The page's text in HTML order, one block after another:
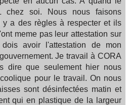
chez soi. Nous nous faisons
y a des règles à respecter et ils
meme pas leur attestation sur
avoir l'attestation de mon
Je travail à CORA
dire que seulement hier nous
pour le travail. On nous
sont désinfectées matin et
qui en plastique de la largeur